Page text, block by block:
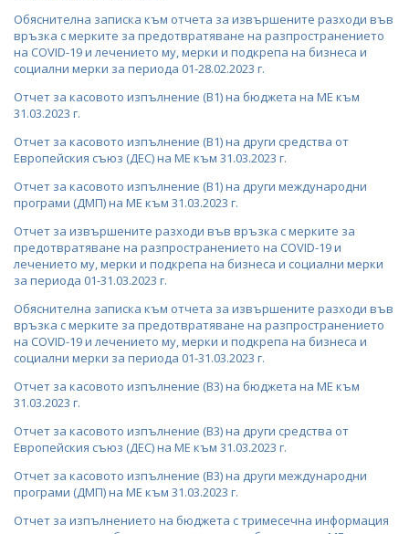
Обяснителна записка към отчета за извършените разходи във
връзка с мерките за предотвратяване на разпространението
на COVID-19 и лечението му, мерки и подкрепа на бизнеса и
социални мерки за периода 01-28.02.2023 г.
Отчет за касовото изпълнение (В1) на бюджета на МЕ към
31.03.2023 г.
Отчет за касовото изпълнение (В1) на други средства от
Европейския съюз (ДЕС) на МЕ към 31.03.2023 г.
Отчет за касовото изпълнение (В1) на други международни
програми (ДМП) на МЕ към 31.03.2023 г.
Отчет за извършените разходи във връзка с мерките за
предотвратяване на разпространението на COVID-19 и
лечението му, мерки и подкрепа на бизнеса и социални мерки
за периода 01-31.03.2023 г.
Обяснителна записка към отчета за извършените разходи във
връзка с мерките за предотвратяване на разпространението
на COVID-19 и лечението му, мерки и подкрепа на бизнеса и
социални мерки за периода 01-31.03.2023 г.
Отчет за касовото изпълнение (В3) на бюджета на МЕ към
31.03.2023 г.
Отчет за касовото изпълнение (В3) на други средства от
Европейския съюз (ДЕС) на МЕ към 31.03.2023 г.
Отчет за касовото изпълнение (В3) на други международни
програми (ДМП) на МЕ към 31.03.2023 г.
Отчет за изпълнението на бюджета с тримесечна информация